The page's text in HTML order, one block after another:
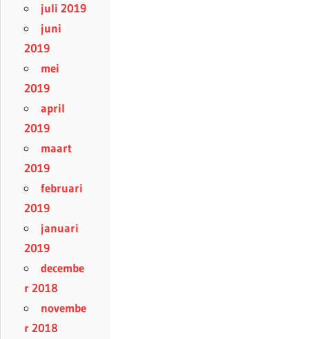
juli 2019
juni
2019
mei
2019
april
2019
maart
2019
februari
2019
januari
2019
decembe
r 2018
novembe
r 2018